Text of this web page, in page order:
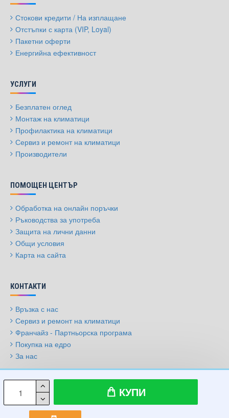
КУПИ
Стокови кредити / На изплащане
Отстъпки с карта (VIP, Loyal)
Пакетни оферти
Енергийна ефективност
УСЛУГИ
Безплатен оглед
Монтаж на климатици
Профилактика на климатици
Сервиз и ремонт на климатици
Производители
ПОМОЩЕН ЦЕНТЪР
Обработка на онлайн поръчки
Ръководства за употреба
Защита на лични данни
Общи условия
Карта на сайта
КОНТАКТИ
Връзка с нас
Сервиз и ремонт на климатици
Франчайз - Партньорска програма
Покупка на едро
За нас
© 2009-2026, Климатици.бг, Всички права запазени